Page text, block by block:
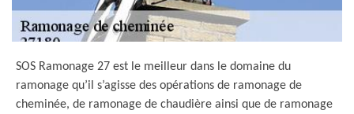
SOS Ramonage 27 est le meilleur dans le domaine du
ramonage qu’il s’agisse des opérations de ramonage de
cheminée, de ramonage de chaudière ainsi que de ramonage